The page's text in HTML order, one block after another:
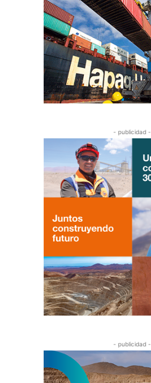
- publicidad -
- publicidad -